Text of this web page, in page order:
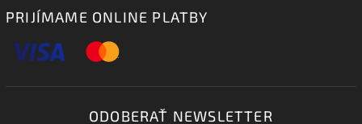
PRIJÍMAME ONLINE PLATBY
ODOBERAŤ NEWSLETTER